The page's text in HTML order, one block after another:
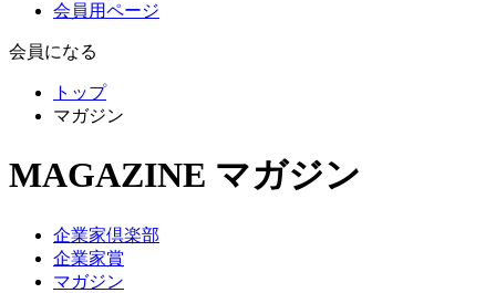
会員用ページ
会員になる
トップ
マガジン
MAGAZINE マガジン
企業家倶楽部
企業家賞
マガジン